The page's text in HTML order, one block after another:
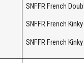
SNFFR French
SNFFR French
SNFFR French